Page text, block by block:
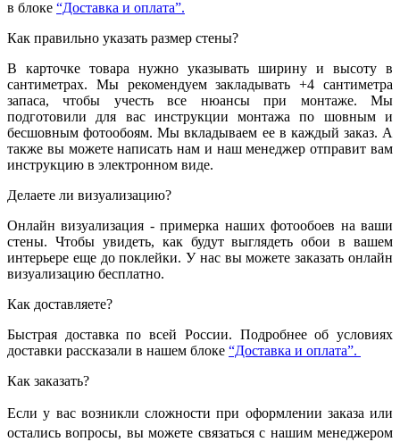
в блоке “Доставка и оплата”.
Как правильно указать размер стены?
В карточке товара нужно указывать ширину и высоту в
сантиметрах. Мы рекомендуем закладывать +4 сантиметра
запаса, чтобы учесть все нюансы при монтаже. Мы
подготовили для вас инструкции монтажа по шовным и
бесшовным фотообоям. Мы вкладываем ее в каждый заказ. А
также вы можете написать нам и наш менеджер отправит вам
инструкцию в электронном виде.
Делаете ли визуализацию?
Онлайн визуализация - примерка наших фотообоев на ваши
стены. Чтобы увидеть, как будут выглядеть обои в вашем
интерьере еще до поклейки. У нас вы можете заказать онлайн
визуализацию бесплатно.
Как доставляете?
Быстрая доставка по всей России. Подробнее об условиях
доставки рассказали в нашем блоке “Доставка и оплата”.
Как заказать?
Если у вас возникли сложности при оформлении заказа или
остались вопросы, вы можете связаться с нашим менеджером